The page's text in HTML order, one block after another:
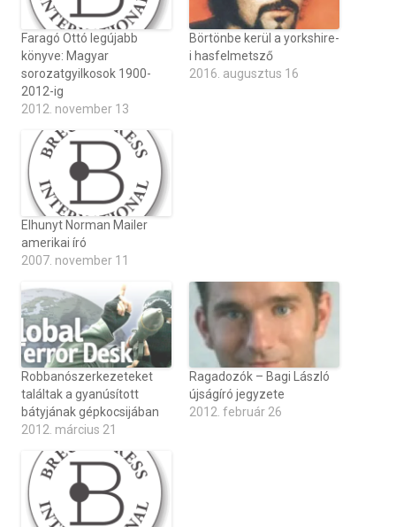
Faragó Ottó legújabb
könyve: Magyar
sorozatgyilkosok 1900-
2012-ig
2012. november 13
Börtönbe kerül a yorkshire-
i hasfelmetsző
2016. augusztus 16
Elhunyt Norman Mailer
amerikai író
2007. november 11
Robbanószerkezeteket
találtak a gyanúsított
bátyjának gépkocsijában
2012. március 21
Ragadozók – Bagi László
újságíró jegyzete
2012. február 26